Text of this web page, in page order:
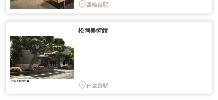
高輪台駅
松岡美術館
白金台駅